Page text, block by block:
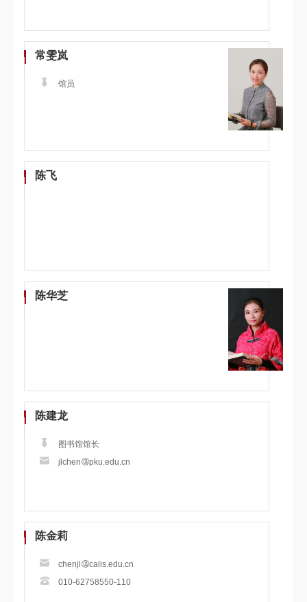
常雯岚
馆员
陈飞
陈华芝
陈建龙
图书馆馆长
jlchen
pku.edu.cn
陈金莉
chenjl
calis.edu.cn
010-62758550-110